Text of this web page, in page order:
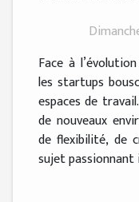
Face à
les startups
espaces de
de nouveaux
de flexibilité, de
sujet passionnant